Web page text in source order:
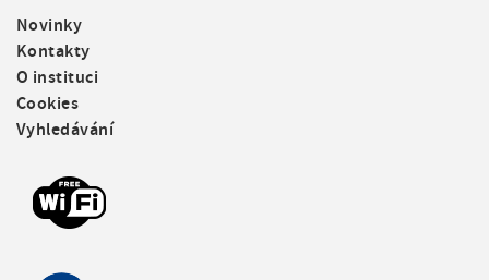
F
o
o
t
e
r
Novinky
Kontakty
O instituci
Cookies
Vyhledávání